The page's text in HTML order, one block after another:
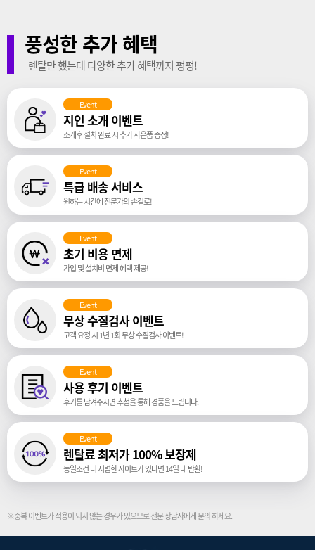
풍성한 추가 혜택
렌탈만 했는데 다양한 추가 혜택까지 펑펑!
Event
지인 소개 이벤트
소개후 설치 완료 시 추가 사은품 증정!
Event
특급 배송 서비스
원하는 시간에 전문가의 손길로!
Event
초기 비용 면제
가입 및 설치비 면제 혜택 제공!
Event
무상 수질검사 이벤트
고객 요청 시 1년 1회 무상 수질검사 이벤트!
Event
사용 후기 이벤트
후기를 남겨주시면 추첨을 통해 경품을 드립니다.
Event
렌탈료 최저가 100% 보장제
동일조건 더 저렴한 사이트가 있다면 14일 내 반환!
※중복 이벤트가 적용이 되지 않는 경우가 있으므로 전문 상담사에게 문의 하세요.